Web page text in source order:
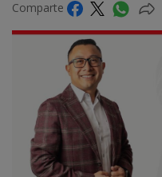
Comparte